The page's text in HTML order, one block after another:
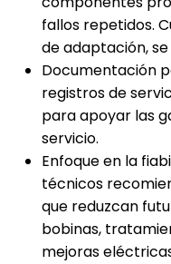
fallos repetidos.
de adaptación,
Documentación
registros de
para apoyar las
servicio.
Enfoque en la
técnicos
que reduzcan
bobinas,
mejoras